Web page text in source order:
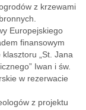
z krzewami
Europejskiego
finansowym
„St. Jana
Iwan i św.
w rezerwacie
z projektu